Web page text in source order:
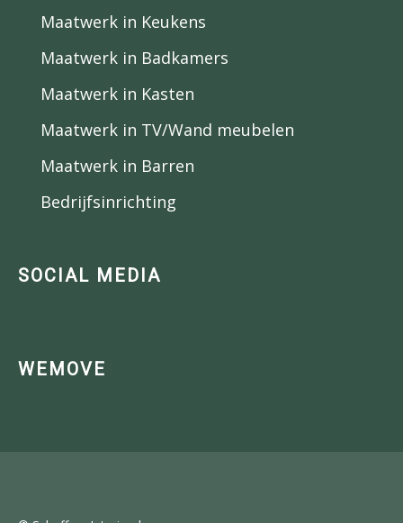
Maatwerk in Keukens
Maatwerk in Badkamers
Maatwerk in Kasten
Maatwerk in TV/Wand meubelen
Maatwerk in Barren
Bedrijfsinrichting
SOCIAL MEDIA
WEMOVE